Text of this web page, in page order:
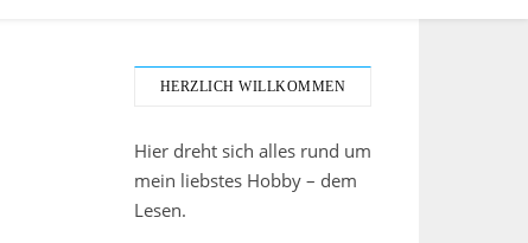
HERZLICH WILLKOMMEN
Hier dreht sich alles rund um
mein liebstes Hobby – dem
Lesen.